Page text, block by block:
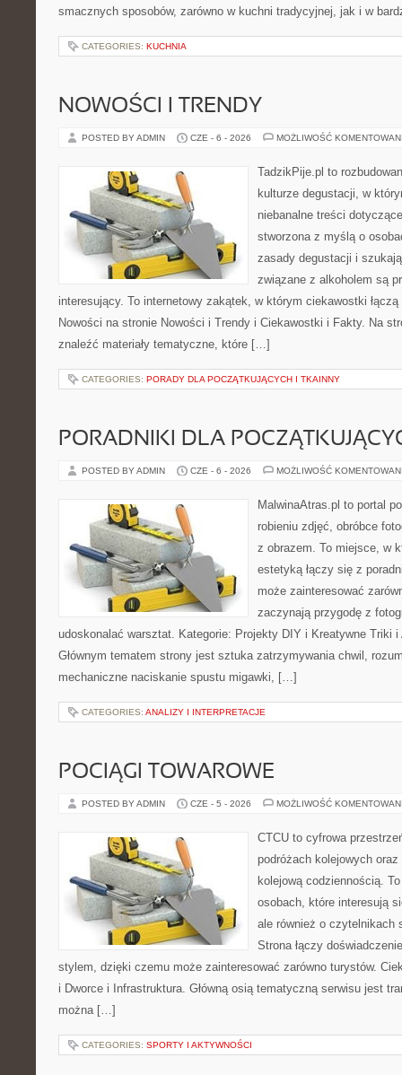
smacznych sposobów, zarówno w kuchni tradycyjnej, jak i w
CATEGORIES: KUCHNIA
NOWOŚCI I TRENDY
POSTED BY ADMIN CZE - 6 - 2026 MOŻLIWOŚĆ
TadzikPije.pl to
kulturze degustacji, w
niebanalne treści
stworzona z myślą o
zasady degustacji i
związane z alkoholem są
interesujący. To internetowy zakątek, w którym ciekawostki
Nowości na stronie Nowości i Trendy i Ciekawostki i Fakty. Na
znaleźć materiały tematyczne, które […]
CATEGORIES: PORADY DLA POCZĄTKUJĄCYCH I TKAINNY
PORADNIKI DLA
POSTED BY ADMIN CZE - 6 - 2026 MOŻLIWOŚĆ
MalwinaAtras.pl to portal
robieniu zdjęć, obróbce
z obrazem. To miejsce, w
estetyką łączy się z
może zainteresować
zaczynają przygodę z
udoskonalać warsztat. Kategorie: Projekty DIY i Kreatywne Triki
Głównym tematem strony jest sztuka zatrzymywania chwil,
mechaniczne naciskanie spustu migawki, […]
CATEGORIES: ANALIZY I INTERPRETACJE
POCIĄGI TOWAROWE
POSTED BY ADMIN CZE - 5 - 2026 MOŻLIWOŚĆ
CTCU to cyfrowa
podróżach kolejowych
kolejową codziennością.
osobach, które interesują
ale również o czytelnikach
Strona łączy
stylem, dzięki czemu może zainteresować zarówno turystów.
i Dworce i Infrastruktura. Główną osią tematyczną serwisu jest
można […]
CATEGORIES: SPORTY I AKTYWNOŚCI